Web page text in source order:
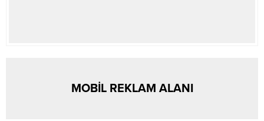
MOBİL REKLAM ALANI